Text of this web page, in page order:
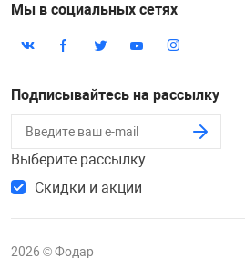
Мы в социальных сетях
Подписывайтесь на рассылку
Выберите рассылку
Скидки и акции
2026 © Фодар